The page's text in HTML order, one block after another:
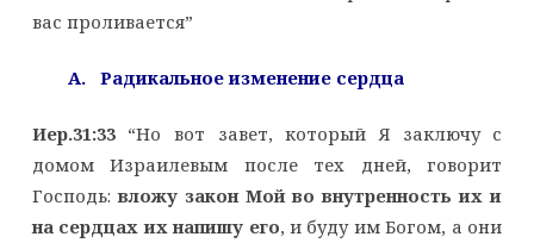
вас проливается”
A. Радикальное изменение сердца
Иер.31:33“Но вот завет, который Я заключу с
домом Израилевым после тех дней, говорит
Господь:вложу закон Мой во внутренность их и
на сердцах их напишу его, и буду им Богом, а они